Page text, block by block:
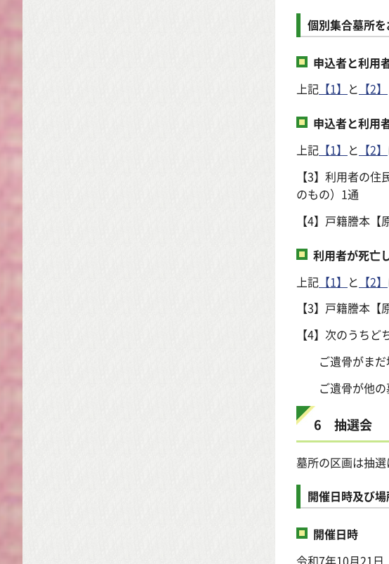
個別集合墓所
申込者と利用
上記 【1】 と 【2】
申込者と利用
上記 【1】 と 【2】
【3】利用者の
のもの）1通
【4】戸籍謄本
利用者が死亡
上記 【1】 と 【2】
【3】戸籍謄本
【4】次のうち
ご遺骨がま
ご遺骨が他
6 抽選会
墓所の区画は抽
開催日時及び
開催日時
令和7年10月21日